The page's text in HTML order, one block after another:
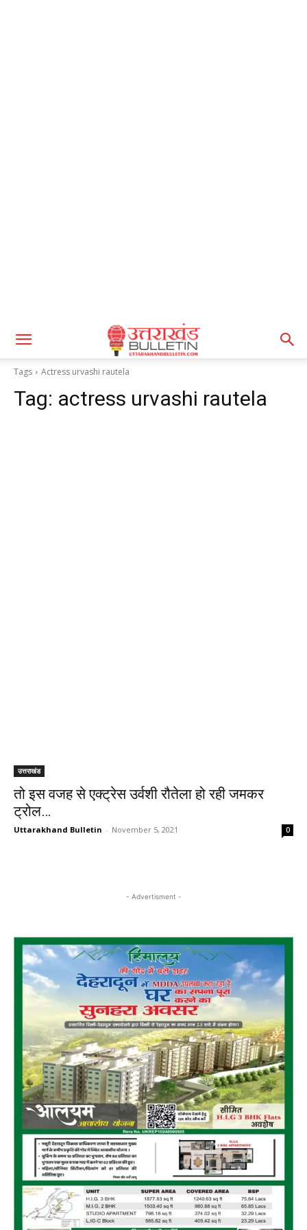
Tags Actress urvashi rautela
Tag: actress urvashi rautela
उत्तराखंड
तो इस वजह से एक्ट्रेस उर्वशी रौतेला हो रही जमकर
ट्रोल…
Uttarakhand Bulletin - November 5, 2021 0
- Advertisment -